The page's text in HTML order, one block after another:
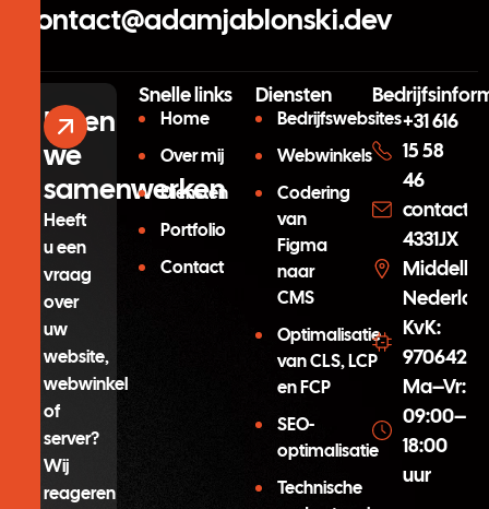
contact@adamjablonski.dev
Laten
we
samenwerken
Heeft
u een
vraag
over
uw
website,
webwinkel
of
server?
Wij
reageren
Snelle links
Home
Over mij
Diensten
Portfolio
Contact
Diensten
Bedrijfswebsites
Webwinkels
Codering
van
Figma
naar
CMS
Optimalisatie
van CLS, LCP
en FCP
SEO-
optimalisatie
Technische
+31 616
15 58
46
4331JX
KvK:
97064254
Ma–Vr:
09:00–
18:00
uur